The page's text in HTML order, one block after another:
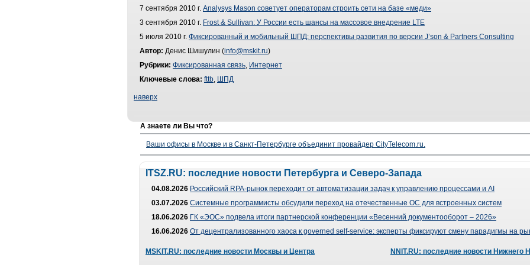
7 сентября 2010 г. Analysys Mason советует операторам строить сети на базе «меди»
3 сентября 2010 г. Frost & Sullivan: У России есть шансы на массовое внедрение LTE
5 июля 2010 г. Фиксированный и мобильный ШПД: перспективы развития по версии J’son & Partners Consulting
Автор: Денис Шишулин (info@mskit.ru)
Рубрики: Фиксированная связь, Интернет
Ключевые слова: fttb, ШПД
наверх
А знаете ли Вы что?
Ваши офисы в Москве и в Санкт-Петербурге объединит провайдер CityTelecom.ru.
ITSZ.RU: последние новости Петербурга и Северо-Запада
04.08.2026 Российский RPA-рынок переходит от автоматизации задач к управлению процессами и AI
03.07.2026 Системные программисты обсудили переход на отечественные ОС для встроенных систем
18.06.2026 ГК «ЭОС» подвела итоги партнерской конференции «Весенний документооборот – 2026»
16.06.2026 От децентрализованного хаоса к governed self-service: эксперты фиксируют смену парадигмы на
MSKIT.RU: последние новости Москвы и Центра NNIT.RU: последние новости Нижнего